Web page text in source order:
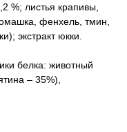
%; листья крапивы,
фенхель, тмин,
экстракт юкки.
белка: животный
– 35%),